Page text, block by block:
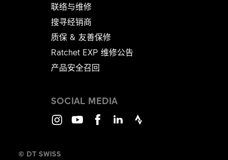
联络与维修
搜寻经销商
质保 & 友善保修
Ratchet EXP 维修公告​​​​​​​
产品安全召回
SOCIAL MEDIA
© DT SWISS